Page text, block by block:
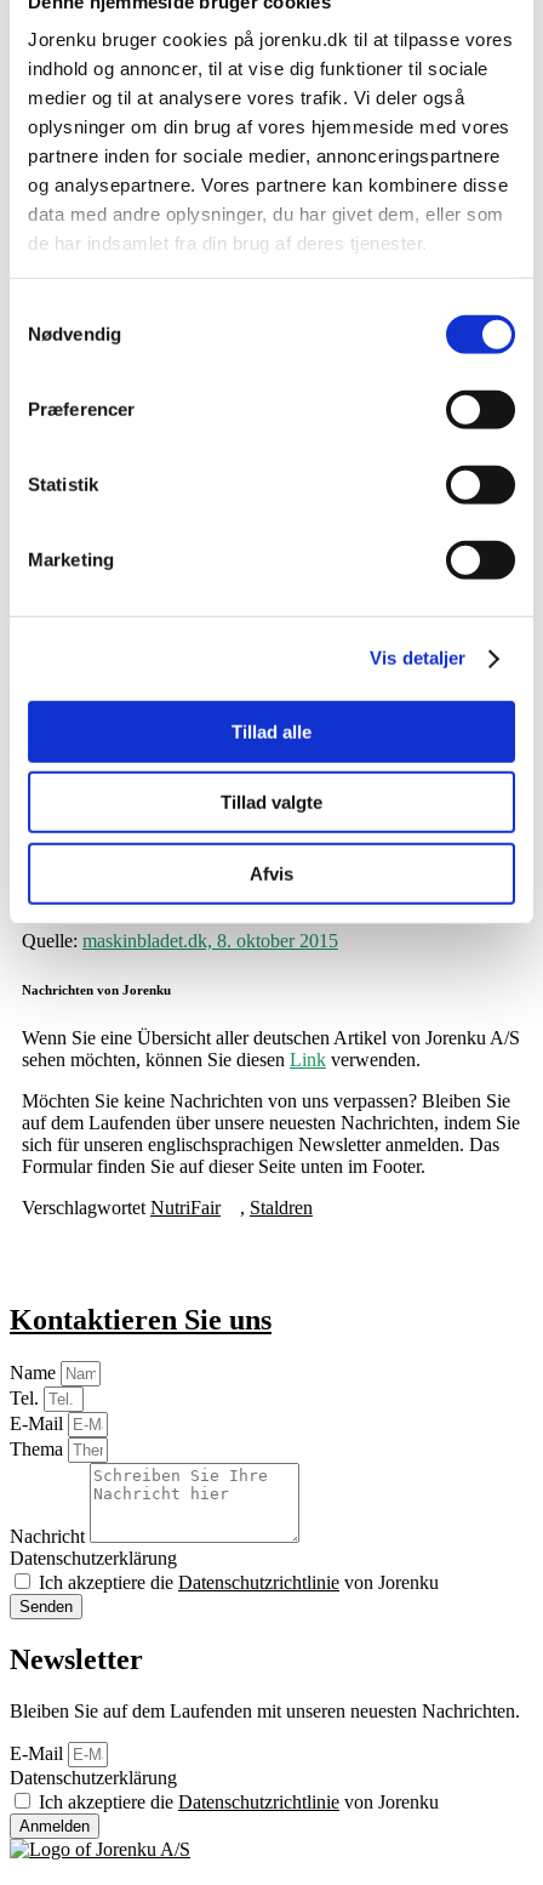
Jorenku bruger cookies på jorenku.dk til at tilpasse vores
indhold og annoncer, til at vise dig funktioner til sociale
medier og til at analysere vores trafik. Vi deler også
oplysninger om din brug af vores hjemmeside med vores
partnere inden for sociale medier, annonceringspartnere
og analysepartnere. Vores partnere kan kombinere disse
data med andre oplysninger, du har givet dem, eller som
de har indsamlet fra din brug af deres tjenester.
Jorenku's cookiepolitik
Nødvendig
Præferencer
Statistik
Marketing
Vis detaljer
Tillad alle
Tillad valgte
Afvis
ISO 22000 zertifiziert
Starkes internationales
Profil auf der NutriFair
In diesem Artikel geht es darum, dass die NutriFair ein starkes
internationales Profil gewinnt – mehr als 150 dänische und
Starkes internationales Profil auf der NutriFair in
oben auf der Seite zu der dänischen Sprache, um
lesen.
Quelle: maskinbladet.dk, 8. oktober 2015
Nachrichten von Jorenku
Wenn Sie eine Übersicht aller deutschen Artikel von Jorenku A/S
sehen möchten, können Sie diesen Link verwenden.
Möchten Sie keine Nachrichten von uns verpassen? Bleiben Sie
auf dem Laufenden über unsere neuesten Nachrichten, indem Sie
sich für unseren englischsprachigen Newsletter anmelden. Das
Formular finden Sie auf dieser Seite unten im Footer.
Verschlagwortet NutriFair , Staldren
Kontaktieren Sie uns
Name
Tel.
E-Mail
Thema
Nachricht
Datenschutzerklärung
Ich akzeptiere die Datenschutzrichtlinie von Jorenku
Senden
Newsletter
Bleiben Sie auf dem Laufenden mit unseren neuesten Nachrichten.
E-Mail
Datenschutzerklärung
Ich akzeptiere die Datenschutzrichtlinie von Jorenku
Anmelden